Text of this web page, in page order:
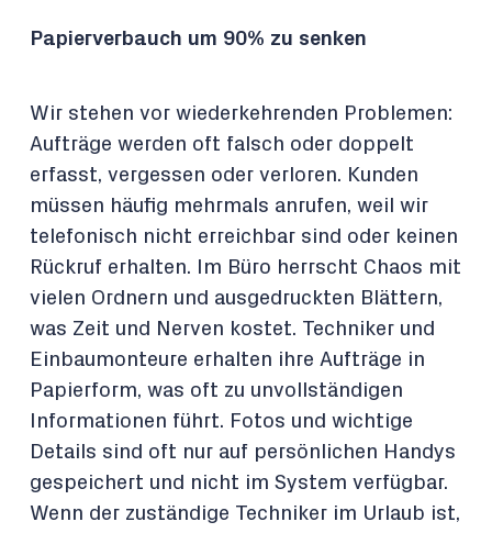
Papierverbauch um 90% zu senken
Wir stehen vor wiederkehrenden Problemen:
Aufträge werden oft falsch oder doppelt
erfasst, vergessen oder verloren. Kunden
müssen häufig mehrmals anrufen, weil wir
telefonisch nicht erreichbar sind oder keinen
Rückruf erhalten. Im Büro herrscht Chaos mit
vielen Ordnern und ausgedruckten Blättern,
was Zeit und Nerven kostet. Techniker und
Einbaumonteure erhalten ihre Aufträge in
Papierform, was oft zu unvollständigen
Informationen führt. Fotos und wichtige
Details sind oft nur auf persönlichen Handys
gespeichert und nicht im System verfügbar.
Wenn der zuständige Techniker im Urlaub ist,